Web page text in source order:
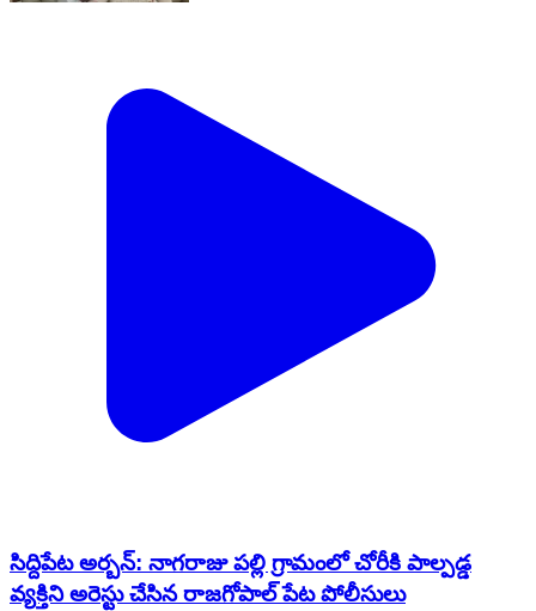
సిద్దిపేట అర్బన్: నాగరాజు పల్లి గ్రామంలో చోరీకి పాల్పడ్డ
వ్యక్తిని అరెస్టు చేసిన రాజగోపాల్ పేట పోలీసులు